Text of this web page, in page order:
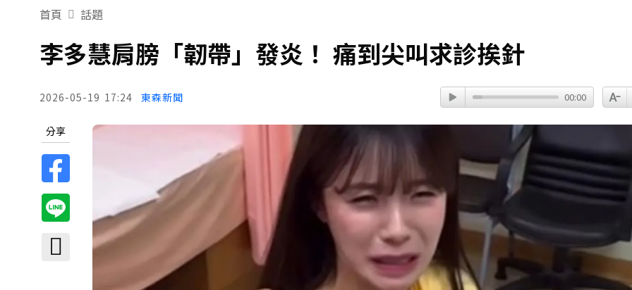
首頁 話題
李多慧肩膀「韌帶」發炎！ 痛到尖叫求診挨針
2026-05-19 17:24 東森新聞 00:00
分享